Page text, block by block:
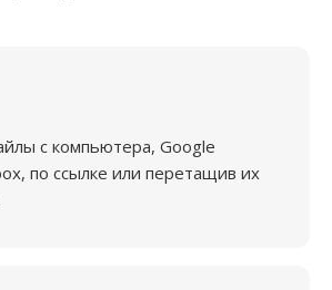
с компьютера, Google
по ссылке или перетащив их